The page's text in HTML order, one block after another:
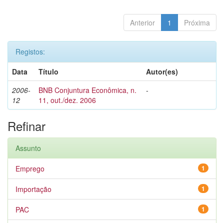
Anterior 1 Próxima
Registos:
Data
Título
Autor(es)
2006-
12
BNB Conjuntura Econômica, n.
11, out./dez. 2006
-
Refinar
Assunto
1
Emprego
1
Importação
1
PAC